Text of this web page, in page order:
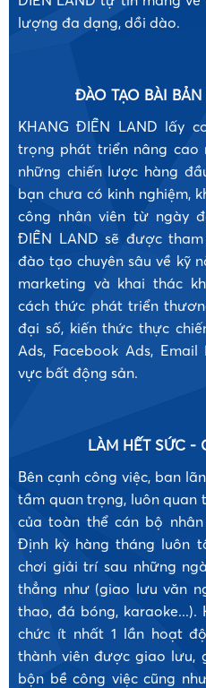
lượng đa dạng, dồi dào.
ĐÀO TẠO BÀI
KHANG ĐIỀN LAND lấy
trọng phát triển nâng cao
những chiến lược hàng
bạn chưa có kinh nghiệm,
công nhân viên từ ngày
ĐIỀN LAND sẽ được
đào tạo chuyên sâu về kỹ
marketing và khai thác
cách thức phát triển
đại số, kiến thức thực
Ads, Facebook Ads,
vực bất động sản.
LÀM HẾT SỨC -
Bên cạnh công việc, ban
tầm quan trọng, luôn quan
của toàn thể cán bộ nhân
Định kỳ hàng tháng luôn
chơi giải trí sau những
thẳng như (giao lưu văn
thao, đá bóng,
chức ít nhất 1 lần hoạt
thành viên được giao lưu,
bộn bề công việc cũng